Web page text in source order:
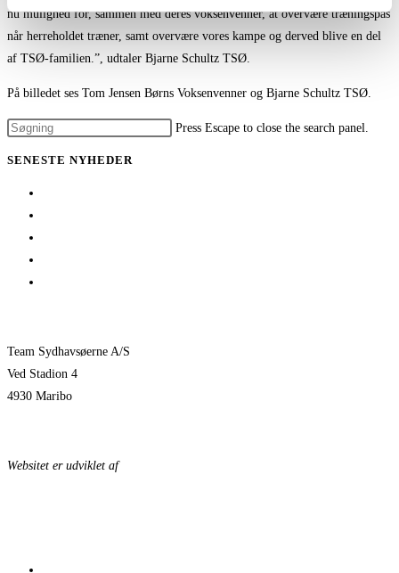
nu mulighed for, sammen med deres voksenvenner, at overvære træningspas
når herreholdet træner, samt overvære vores kampe og derved blive en del
af TSØ-familien.”, udtaler Bjarne Schultz TSØ.
På billedet ses Tom Jensen Børns Voksenvenner og Bjarne Schultz TSØ.
Press Escape to close the search panel.
SENESTE NYHEDER
Team Sydhavsøerne A/S
Ved Stadion 4
4930 Maribo
Websitet er udviklet af